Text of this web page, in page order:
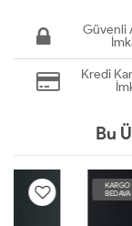
Güvenli
Kredi
Bu
KARGO
BEDAVA